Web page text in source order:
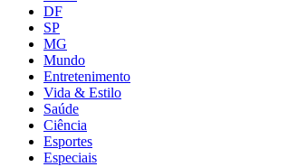
DF
SP
MG
Mundo
Entretenimento
Vida & Estilo
Saúde
Ciência
Esportes
Especiais